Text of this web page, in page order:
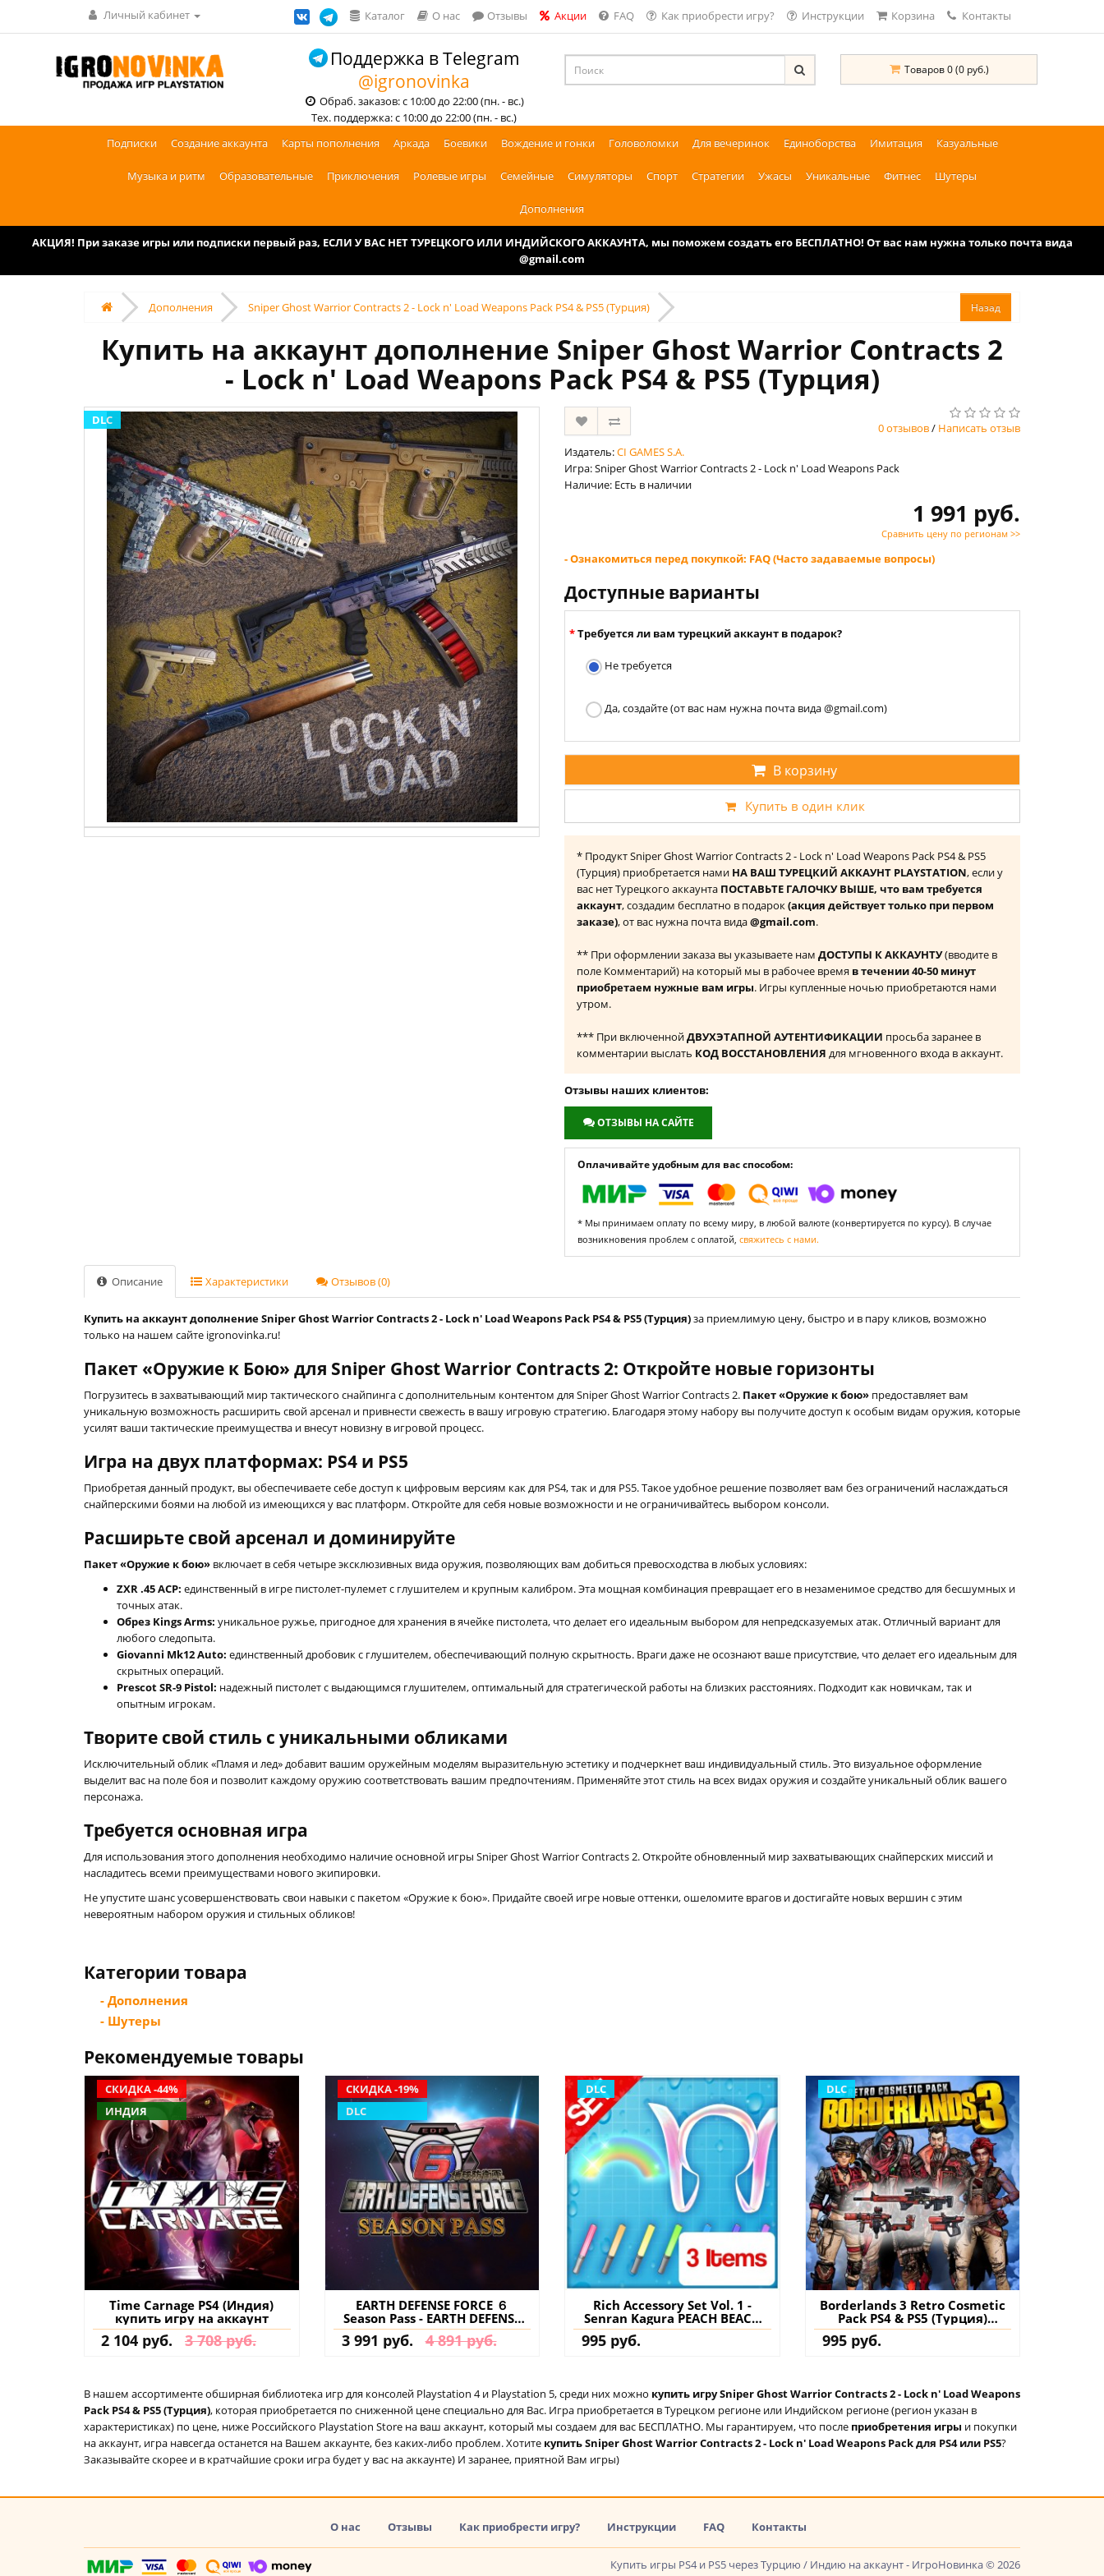
Личный кабинет Каталог О нас Отзывы Акции FAQ Как приобрести игру? Инструкции Корзина Контакты
Поддержка в Telegram
@igronovinka
Обраб. заказов: с 10:00 до 22:00 (пн. - вс.)
Тех. поддержка: с 10:00 до 22:00 (пн. - вс.)
Товаров 0 (0 руб.)
Подписки Создание аккаунта Карты пополнения Аркада Боевики Вождение и гонки Головоломки Для вечеринок Единоборства Имитация Казуальные
Музыка и ритм Образовательные Приключения Ролевые игры Семейные Симуляторы Спорт Стратегии Ужасы Уникальные Фитнес Шутеры
Дополнения
АКЦИЯ! При заказе игры или подписки первый раз, ЕСЛИ У ВАС НЕТ ТУРЕЦКОГО ИЛИ ИНДИЙСКОГО АККАУНТА, мы поможем создать его БЕСПЛАТНО! От вас нам нужна только почта вида
@gmail.com
Дополнения Sniper Ghost Warrior Contracts 2 - Lock n' Load Weapons Pack PS4 & PS5 (Турция)
Купить на аккаунт дополнение Sniper Ghost Warrior Contracts 2
- Lock n' Load Weapons Pack PS4 & PS5 (Турция)
DLC
0 отзывов/ Написать отзыв
Издатель:CI GAMES S.A.
Игра: Sniper Ghost Warrior Contracts 2 - Lock n' Load Weapons Pack
Наличие: Есть в наличии
1 991 руб.
Сравнить цену по регионам >>
- Ознакомиться перед покупкой: FAQ (Часто задаваемые вопросы)
Доступные варианты
Требуется ли вам турецкий аккаунт в подарок?
Не требуется
Да, создайте (от вас нам нужна почта вида @gmail.com)
В корзину
Купить в один клик
* Продукт Sniper Ghost Warrior Contracts 2 - Lock n' Load Weapons Pack PS4 & PS5
(Турция) приобретается нами НА ВАШ ТУРЕЦКИЙ АККАУНТ PLAYSTATION, если у
вас нет Турецкого аккаунта ПОСТАВЬТЕ ГАЛОЧКУ ВЫШЕ, что вам требуется
аккаунт, создадим бесплатно в подарок(акция действует только при первом
заказе), от вас нужна почта вида@gmail.com.
** При оформлении заказа вы указываете нам ДОСТУПЫ К АККАУНТУ(вводите в
поле Комментарий) на который мы в рабочее время в течении 40-50 минут
приобретаем нужные вам игры. Игры купленные ночью приобретаются нами
утром.
*** При включеннойДВУХЭТАПНОЙ АУТЕНТИФИКАЦИИ просьба заранее в
комментарии выслать КОД ВОССТАНОВЛЕНИЯ для мгновенного входа в аккаунт.
Отзывы наших клиентов:
ОТЗЫВЫ НА САЙТЕ
Оплачивайте удобным для вас способом:
* Мы принимаем оплату по всему миру, в любой валюте (конвертируется по курсу). В случае
возникновения проблем с оплатой, свяжитесь с нами.
Описание Характеристики Отзывов (0)
Купить на аккаунт дополнение Sniper Ghost Warrior Contracts 2 - Lock n' Load Weapons Pack PS4 & PS5 (Турция)за приемлимую цену, быстро и в пару кликов, возможно
только на нашем сайте igronovinka.ru!
Пакет «Оружие к Бою» для Sniper Ghost Warrior Contracts 2: Откройте новые горизонты
Погрузитесь в захватывающий мир тактического снайпинга с дополнительным контентом для Sniper Ghost Warrior Contracts 2. Пакет «Оружие к бою» предоставляет вам
уникальную возможность расширить свой арсенал и привнести свежесть в вашу игровую стратегию. Благодаря этому набору вы получите доступ к особым видам оружия, которые
усилят ваши тактические преимущества и внесут новизну в игровой процесс.
Игра на двух платформах: PS4 и PS5
Приобретая данный продукт, вы обеспечиваете себе доступ к цифровым версиям как для PS4, так и для PS5. Такое удобное решение позволяет вам без ограничений наслаждаться
снайперскими боями на любой из имеющихся у вас платформ. Откройте для себя новые возможности и не ограничивайтесь выбором консоли.
Расширьте свой арсенал и доминируйте
Пакет «Оружие к бою» включает в себя четыре эксклюзивных вида оружия, позволяющих вам добиться превосходства в любых условиях:
ZXR .45 ACP: единственный в игре пистолет-пулемет с глушителем и крупным калибром. Эта мощная комбинация превращает его в незаменимое средство для бесшумных и
точных атак.
Обрез Kings Arms: уникальное ружье, пригодное для хранения в ячейке пистолета, что делает его идеальным выбором для непредсказуемых атак. Отличный вариант для
любого следопыта.
Giovanni Mk12 Auto: единственный дробовик с глушителем, обеспечивающий полную скрытность. Враги даже не осознают ваше присутствие, что делает его идеальным для
скрытных операций.
Prescot SR-9 Pistol: надежный пистолет с выдающимся глушителем, оптимальный для стратегической работы на близких расстояниях. Подходит как новичкам, так и
опытным игрокам.
Творите свой стиль с уникальными обликами
Исключительный облик «Пламя и лед» добавит вашим оружейным моделям выразительную эстетику и подчеркнет ваш индивидуальный стиль. Это визуальное оформление
выделит вас на поле боя и позволит каждому оружию соответствовать вашим предпочтениям. Применяйте этот стиль на всех видах оружия и создайте уникальный облик вашего
персонажа.
Требуется основная игра
Для использования этого дополнения необходимо наличие основной игры Sniper Ghost Warrior Contracts 2. Откройте обновленный мир захватывающих снайперских миссий и
насладитесь всеми преимуществами нового экипировки.
Не упустите шанс усовершенствовать свои навыки с пакетом «Оружие к бою». Придайте своей игре новые оттенки, ошеломите врагов и достигайте новых вершин с этим
невероятным набором оружия и стильных обликов!
Категории товара
- Дополнения
- Шутеры
Рекомендуемые товары
СКИДКА -44%
ИНДИЯ
Time Carnage PS4 (Индия)
купить игру на аккаунт
2 104 руб. 3 708 руб.
СКИДКА -19%
DLC
EARTH DEFENSE FORCE ６
Season Pass - EARTH DEFENSE
FORCE 6 PS4 & PS5 (Турция)
купить дополнение на
3 991 руб. 4 891 руб.
DLC
Rich Accessory Set Vol. 1 -
Senran Kagura PEACH BEACH
SPLASH PS4 (Турция) купить
дополнение на аккаунт
995 руб.
DLC
Borderlands 3 Retro Cosmetic
Pack PS4 & PS5 (Турция)
купить дополнение на
995 руб.
В нашем ассортименте обширная библиотека игр для консолей Playstation 4 и Playstation 5, среди них можно купить игру Sniper Ghost Warrior Contracts 2 - Lock n' Load Weapons
Pack PS4 & PS5 (Турция), которая приобретается по сниженной цене специально для Вас. Игра приобретается в Турецком регионе или Индийском регионе (регион указан в
характеристиках) по цене, ниже Российского Playstation Store на ваш аккаунт, который мы создаем для вас БЕСПЛАТНО. Мы гарантируем, что после приобретения игры и покупки
на аккаунт, игра навсегда останется на Вашем аккаунте, без каких-либо проблем. Хотите купить Sniper Ghost Warrior Contracts 2 - Lock n' Load Weapons Pack для PS4 или PS5?
Заказывайте скорее и в кратчайшие сроки игра будет у вас на аккаунте) И заранее, приятной Вам игры)
О нас Отзывы Как приобрести игру? Инструкции FAQ Контакты
Купить игры PS4 и PS5 через Турцию / Индию на аккаунт - ИгроНовинка © 2026